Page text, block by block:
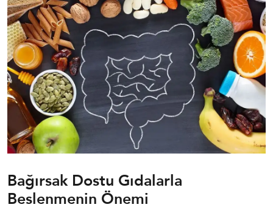
Bağırsak Dostu Gıdalarla
Beslenmenin Önemi